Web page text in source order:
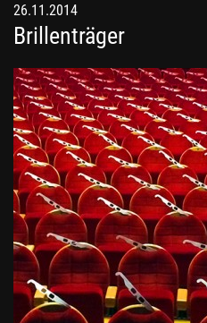
26.11.2014
Brillenträger